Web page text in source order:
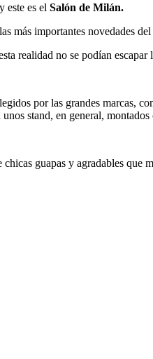
este es el Salón de Milán.
más importantes novedades
realidad no se podían
por las grandes marcas,
stand, en general,
chicas guapas y agradables